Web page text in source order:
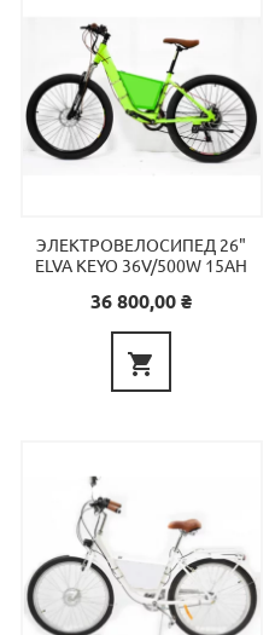
ЭЛЕКТРОВЕЛОСИПЕД 26"
ELVA KEYO 36V/500W 15AH
Цена
36 800,00 ₴
